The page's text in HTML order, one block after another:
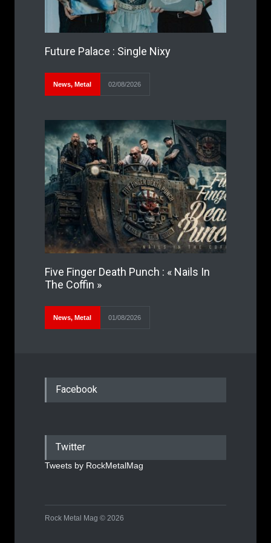
Future Palace : Single Nixy
News, Metal 02/08/2026
Five Finger Death Punch : « Nails In
The Coffin »
News, Metal 01/08/2026
Facebook
Twitter
Tweets by RockMetalMag
Rock Metal Mag © 2026